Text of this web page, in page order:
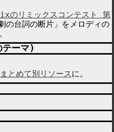
のリミックスコンテスト 第
の台詞の断片」をメロディの
ーマ)
まとめて別リソースに。